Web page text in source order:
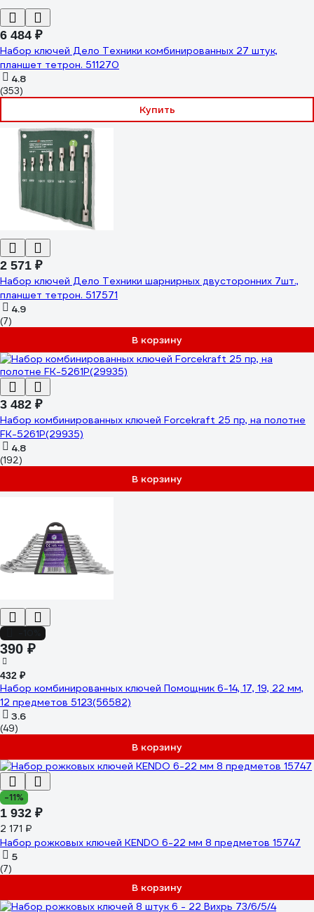
6 484 ₽
Набор ключей Дело Техники комбинированных 27 штук,
планшет тетрон. 511270
4.8
(353)
Купить
2 571 ₽
Набор ключей Дело Техники шарнирных двусторонних 7шт.,
планшет тетрон. 517571
4.9
(7)
В корзину
3 482 ₽
Набор комбинированных ключей Forcekraft 25 пр, на полотне
FK-5261P(29935)
4.8
(192)
В корзину
390 ₽
432 ₽
Набор комбинированных ключей Помощник 6-14, 17, 19, 22 мм,
12 предметов 5123(56582)
3.6
(49)
В корзину
-11%
1 932 ₽
2 171 ₽
Набор рожковых ключей KENDO 6-22 мм 8 предметов 15747
5
(7)
В корзину